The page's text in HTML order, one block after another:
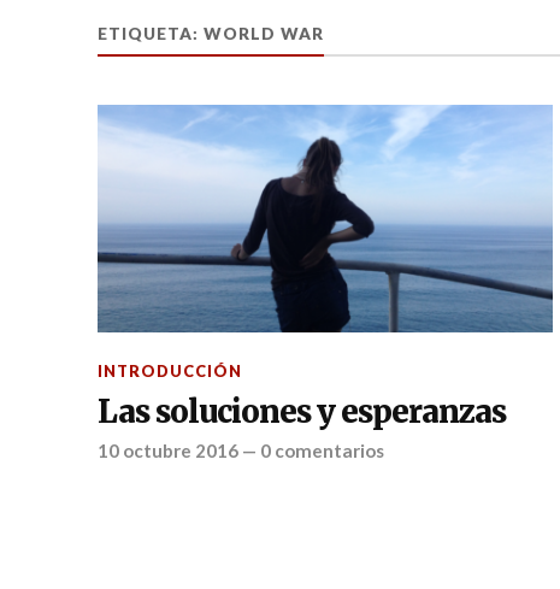
ETIQUETA: WORLD WAR
INTRODUCCIÓN
Las soluciones y esperanzas
10 octubre 2016— 0 comentarios